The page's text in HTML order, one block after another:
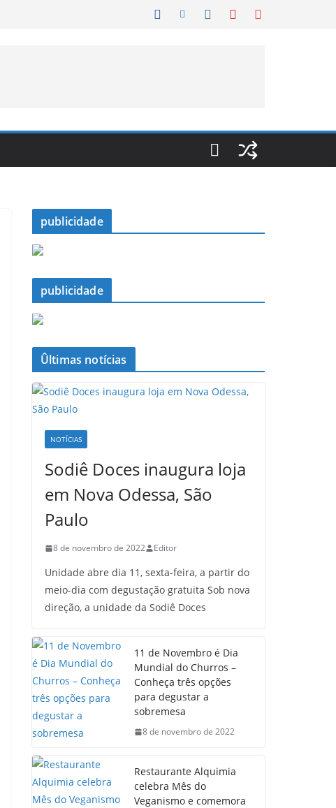
publicidade
publicidade
Ûltimas notícias
NOTÍCIAS
Sodiê Doces inaugura loja
em Nova Odessa, São
Paulo
8 de novembro de 2022 Editor
Unidade abre dia 11, sexta-feira, a partir do
meio-dia com degustação gratuita Sob nova
direção, a unidade da Sodiê Doces
11 de Novembro é Dia
Mundial do Churros –
Conheça três opções
para degustar a
sobremesa
8 de novembro de 2022
Restaurante Alquimia
celebra Mês do
Veganismo e comemora